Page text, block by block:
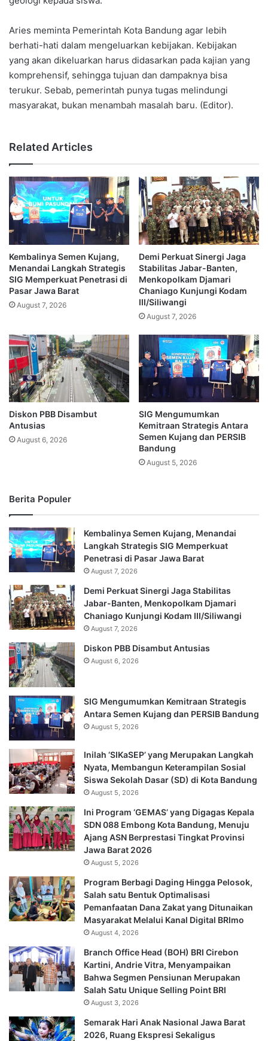
Aries meminta Pemerintah Kota Bandung agar lebih
berhati-hati dalam mengeluarkan kebijakan. Kebijakan
yang akan dikeluarkan harus didasarkan pada kajian yang
komprehensif, sehingga tujuan dan dampaknya bisa
terukur. Sebab, pemerintah punya tugas melindungi
masyarakat, bukan menambah masalah baru. (Editor).
Related Articles
Kembalinya Semen Kujang,
Menandai Langkah Strategis
SIG Memperkuat Penetrasi di
Pasar Jawa Barat
August 7, 2026
Demi Perkuat Sinergi Jaga
Stabilitas Jabar-Banten,
Menkopolkam Djamari
Chaniago Kunjungi Kodam
III/Siliwangi
August 7, 2026
Diskon PBB Disambut
Antusias
August 6, 2026
SIG Mengumumkan
Kemitraan Strategis Antara
Semen Kujang dan PERSIB
Bandung
August 5, 2026
Berita Populer
Kembalinya Semen Kujang, Menandai
Langkah Strategis SIG Memperkuat
Penetrasi di Pasar Jawa Barat
August 7, 2026
Demi Perkuat Sinergi Jaga Stabilitas
Jabar-Banten, Menkopolkam Djamari
Chaniago Kunjungi Kodam III/Siliwangi
August 7, 2026
Diskon PBB Disambut Antusias
August 6, 2026
SIG Mengumumkan Kemitraan Strategis
Antara Semen Kujang dan PERSIB Bandung
August 5, 2026
Inilah ‘SIKaSEP’ yang Merupakan Langkah
Nyata, Membangun Keterampilan Sosial
Siswa Sekolah Dasar (SD) di Kota Bandung
August 5, 2026
Ini Program ‘GEMAS’ yang Digagas Kepala
SDN 088 Embong Kota Bandung, Menuju
Ajang ASN Berprestasi Tingkat Provinsi
Jawa Barat 2026
August 5, 2026
Program Berbagi Daging Hingga Pelosok,
Salah satu Bentuk Optimalisasi
Pemanfaatan Dana Zakat yang Ditunaikan
Masyarakat Melalui Kanal Digital BRImo
August 4, 2026
Branch Office Head (BOH) BRI Cirebon
Kartini, Andrie Vitra, Menyampaikan
Bahwa Segmen Pensiunan Merupakan
Salah Satu Unique Selling Point BRI
August 3, 2026
Semarak Hari Anak Nasional Jawa Barat
2026, Ruang Ekspresi Sekaligus